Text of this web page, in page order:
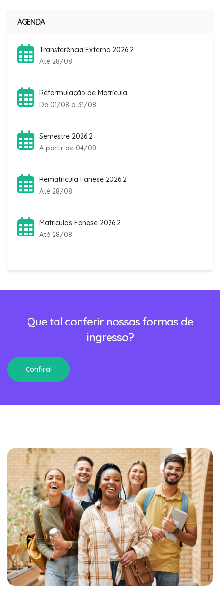
AGENDA
Transferência Externa 2026.2
Até 28/08
Reformulação de Matrícula
De 01/08 a 31/08
Semestre 2026.2
A partir de 04/08
Rematrícula Fanese 2026.2
Até 28/08
Matrículas Fanese 2026.2
Até 28/08
Que tal conferir nossas formas de
ingresso?
Confira!